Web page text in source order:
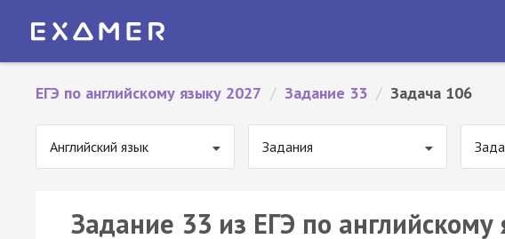
ЕГЭ по английскому языку 2027 / Задание 33 / Задача 106
Английский язык Задания
Задание 33 из ЕГЭ по